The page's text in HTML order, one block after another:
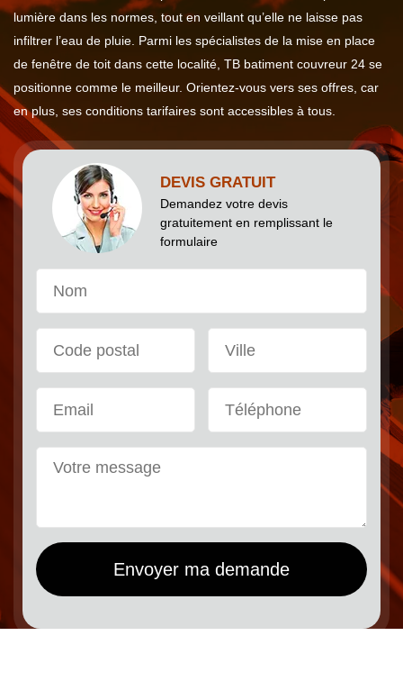
lumière dans les normes, tout en veillant qu’elle ne laisse pas
infiltrer l’eau de pluie. Parmi les spécialistes de la mise en place
de fenêtre de toit dans cette localité, TB batiment couvreur 24 se
positionne comme le meilleur. Orientez-vous vers ses offres, car
en plus, ses conditions tarifaires sont accessibles à tous.
DEVIS GRATUIT
Demandez votre devis
gratuitement en remplissant le
formulaire